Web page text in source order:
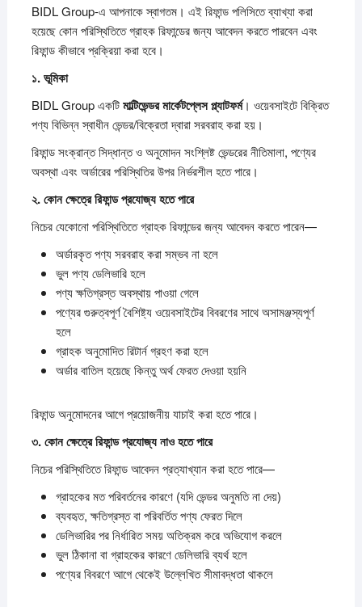
BIDL Group-এ আপনাকে স্বাগতম। এই রিফান্ড পলিসিতে ব্যাখ্যা করা
হয়েছে কোন পরিস্থিতিতে গ্রাহক রিফান্ডের জন্য আবেদন করতে পারবেন এবং
রিফান্ড কীভাবে প্রক্রিয়া করা হবে।
১.ভূমিকা
BIDL Group একটিমাল্টিভেন্ডরমার্কেটপ্লেসপ্ল্যাটফর্ম। ওয়েবসাইটে বিক্রিত
পণ্য বিভিন্ন স্বাধীন ভেন্ডর/বিক্রেতা দ্বারা সরবরাহ করা হয়।
রিফান্ড সংক্রান্ত সিদ্ধান্ত ও অনুমোদন সংশ্লিষ্ট ভেন্ডরের নীতিমালা, পণ্যের
অবস্থা এবং অর্ডারের পরিস্থিতির উপর নির্ভরশীল হতে পারে।
২.কোনক্ষেত্রেরিফান্ডপ্রযোজ্যহতেপারে
নিচের যেকোনো পরিস্থিতিতে গ্রাহক রিফান্ডের জন্য আবেদন করতে পারেন—
অর্ডারকৃত পণ্য সরবরাহ করা সম্ভব না হলে
ভুল পণ্য ডেলিভারি হলে
পণ্য ক্ষতিগ্রস্ত অবস্থায় পাওয়া গেলে
পণ্যের গুরুত্বপূর্ণ বৈশিষ্ট্য ওয়েবসাইটের বিবরণের সাথে অসামঞ্জস্যপূর্ণ
হলে
গ্রাহক অনুমোদিত রিটার্ন গ্রহণ করা হলে
অর্ডার বাতিল হয়েছে কিন্তু অর্থ ফেরত দেওয়া হয়নি
রিফান্ড অনুমোদনের আগে প্রয়োজনীয় যাচাই করা হতে পারে।
৩.কোনক্ষেত্রেরিফান্ডপ্রযোজ্যনাওহতেপারে
নিচের পরিস্থিতিতে রিফান্ড আবেদন প্রত্যাখ্যান করা হতে পারে—
গ্রাহকের মত পরিবর্তনের কারণে (যদি ভেন্ডর অনুমতি না দেয়)
ব্যবহৃত, ক্ষতিগ্রস্ত বা পরিবর্তিত পণ্য ফেরত দিলে
ডেলিভারির পর নির্ধারিত সময় অতিক্রম করে অভিযোগ করলে
ভুল ঠিকানা বা গ্রাহকের কারণে ডেলিভারি ব্যর্থ হলে
পণ্যের বিবরণে আগে থেকেই উল্লেখিত সীমাবদ্ধতা থাকলে